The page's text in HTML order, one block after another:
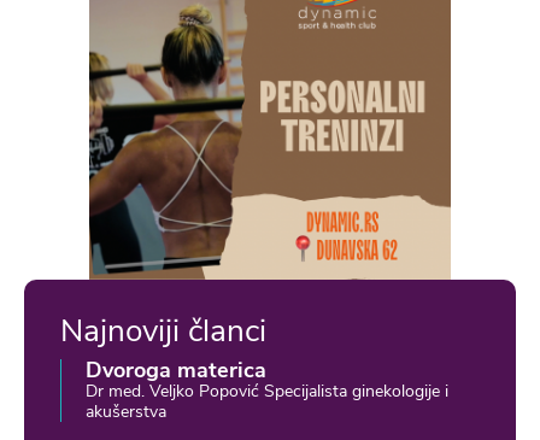
Najnoviji članci
Dvoroga materica
Dr med. Veljko Popović Specijalista ginekologije i
akušerstva